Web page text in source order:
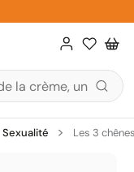
Sexualité Les 3